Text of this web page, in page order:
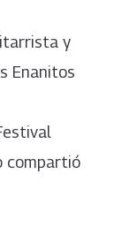
y
Enanitos
compartió